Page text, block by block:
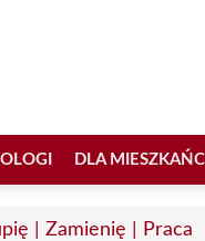
DLA
| Zamienię | Praca